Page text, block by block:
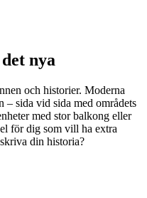
nya
och historier. Moderna
– sida vid sida med områdets
med stor balkong eller
för dig som vill ha extra
din historia?